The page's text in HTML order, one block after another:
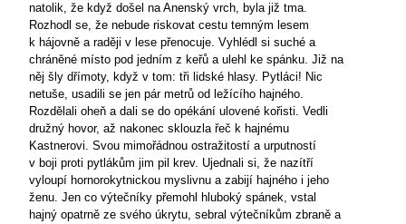
natolik, že když došel na Anenský vrch, byla již tma.
Rozhodl se, že nebude riskovat cestu temným lesem
k hájovně a raději v lese přenocuje. Vyhlédl si suché a
chráněné místo pod jedním z keřů a ulehl ke spánku. Již na
něj šly dřímoty, když v tom: tři lidské hlasy. Pytláci! Nic
netuše, usadili se jen pár metrů od ležícího hajného.
Rozdělali oheň a dali se do opékání ulovené kořisti. Vedli
družný hovor, až nakonec sklouzla řeč k hajnému
Kastnerovi. Svou mimořádnou ostražitostí a urputností
v boji proti pytlákům jim pil krev. Ujednali si, že nazítří
vyloupí hornorokytnickou myslivnu a zabijí hajného i jeho
ženu. Jen co výtečníky přemohl hluboký spánek, vstal
hajný opatrně ze svého úkrytu, sebral výtečníkům zbraně a